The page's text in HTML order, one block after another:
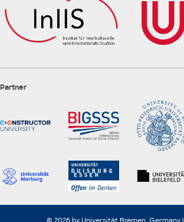
Partner
© 2026 by Universität Bremen, Germany |